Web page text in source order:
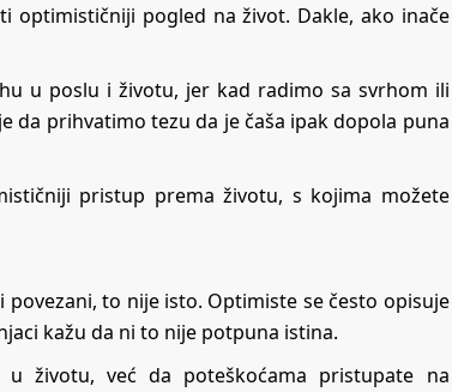
pogled na život. Dakle, ako inače
u poslu i životu, jer kad radimo sa svrhom ili
da prihvatimo tezu da je čaša ipak dopola puna
pristup prema životu, s kojima možete
to nije isto. Optimiste se često opisuje
kažu da ni to nije potpuna istina.
životu, već da poteškoćama pristupate na